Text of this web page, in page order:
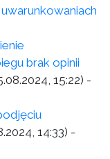
brak opinii
15:22) -
14:33) -